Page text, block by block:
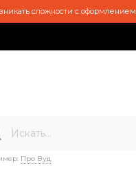
сложности с
Про Вуд